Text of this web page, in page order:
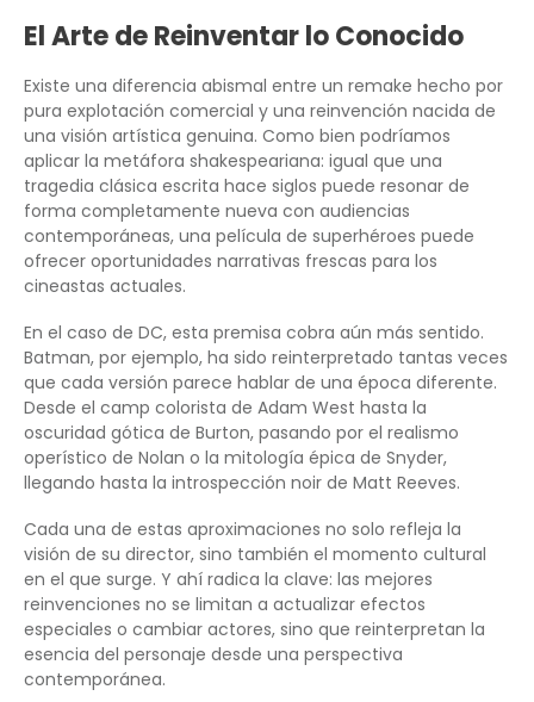
El Arte de Reinventar lo Conocido
Existe una diferencia abismal entre un remake hecho por
pura explotación comercial y una reinvención nacida de
una visión artística genuina. Como bien podríamos
aplicar la metáfora shakespeariana: igual que una
tragedia clásica escrita hace siglos puede resonar de
forma completamente nueva con audiencias
contemporáneas, una película de superhéroes puede
ofrecer oportunidades narrativas frescas para los
cineastas actuales.
En el caso de DC, esta premisa cobra aún más sentido.
Batman, por ejemplo, ha sido reinterpretado tantas veces
que cada versión parece hablar de una época diferente.
Desde el camp colorista de Adam West hasta la
oscuridad gótica de Burton, pasando por el realismo
operístico de Nolan o la mitología épica de Snyder,
llegando hasta la introspección noir de Matt Reeves.
Cada una de estas aproximaciones no solo refleja la
visión de su director, sino también el momento cultural
en el que surge. Y ahí radica la clave: las mejores
reinvenciones no se limitan a actualizar efectos
especiales o cambiar actores, sino que reinterpretan la
esencia del personaje desde una perspectiva
contemporánea.